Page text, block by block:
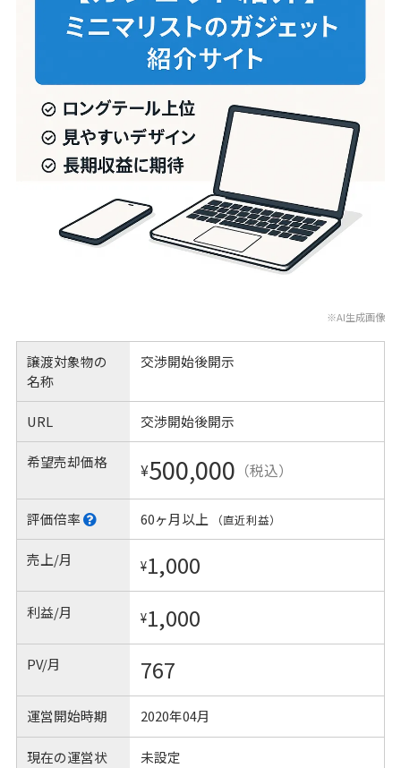
※AI生成画像
譲渡対象物の
名称
交渉開始後開示
URL 交渉開始後開示
希望売却価格 ¥500,000 （税込）
評価倍率 60ヶ月以上 （直近利益）
売上/月 ¥1,000
利益/月 ¥1,000
PV/月 767
運営開始時期 2020年04月
現在の運営状
未設定